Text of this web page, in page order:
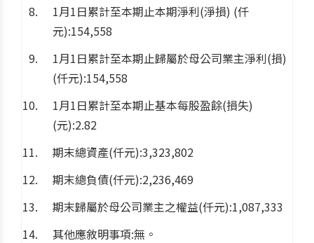
1月1日累計至本期止本期淨利(淨損) (仟
元):154,558
1月1日累計至本期止歸屬於母公司業主淨利(損)
(仟元):154,558
1月1日累計至本期止基本每股盈餘(損失)
(元):2.82
期末總資產(仟元):3,323,802
期末總負債(仟元):2,236,469
期末歸屬於母公司業主之權益(仟元):1,087,333
其他應敘明事項:無。